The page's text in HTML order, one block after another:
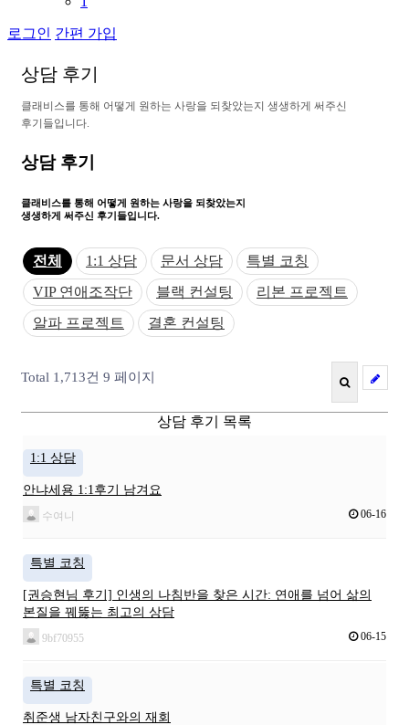
로그인 간편 가입
상담 후기
클래비 스를 통해 어 떻게 원하는 사랑을 되 찾았는지 생생하게 써 주신
후기 들입 니 다.
상담 후기
클래비스를 통해 어떻게 원하는 사랑을 되찾았는지
생생하게 써주신 후기들입니다.
전체 1:1 상담 문서 상담
특별 코칭
VIP 연애조작단
블랙 컨설팅
리본 프로젝트
알파 프로젝트
결혼 컨설팅
Total 1,713건 9 페이지
상담 후기 목록
1:1 상담
안냐세용 1:1후기 남겨요
수여니 06-16
특별 코칭
​[권승현님 후기] 인생의 나침반을 찾은 시간: 연애를 넘어 삶의
본질을 꿰뚫는 최고의 상담
9bf70955 06-15
특별 코칭
취준생 남자친구와의 재회